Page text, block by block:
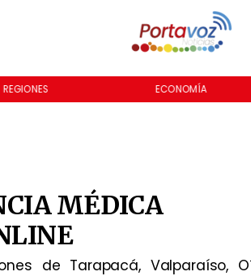
ECONOMÍA DEPORTES
MÉDICA
de Tarapacá, Valparaíso,